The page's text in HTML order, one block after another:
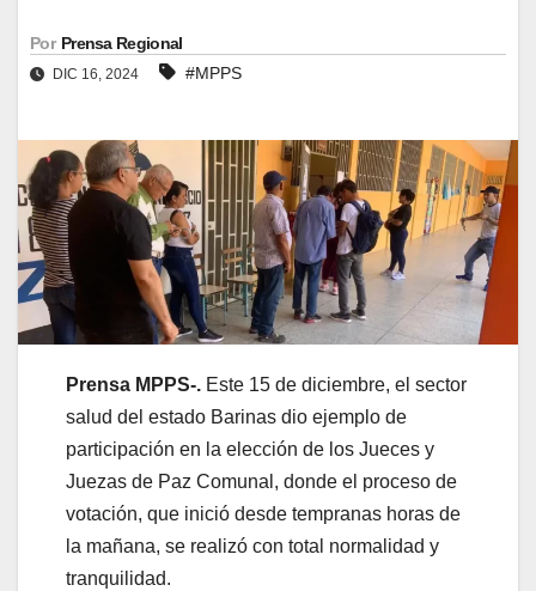
Por Prensa Regional
DIC 16, 2024 #MPPS
Prensa MPPS-. Este 15 de diciembre, el sector
salud del estado Barinas dio ejemplo de
participación en la elección de los Jueces y
Juezas de Paz Comunal, donde el proceso de
votación, que inició desde tempranas horas de
la mañana, se realizó con total normalidad y
tranquilidad.